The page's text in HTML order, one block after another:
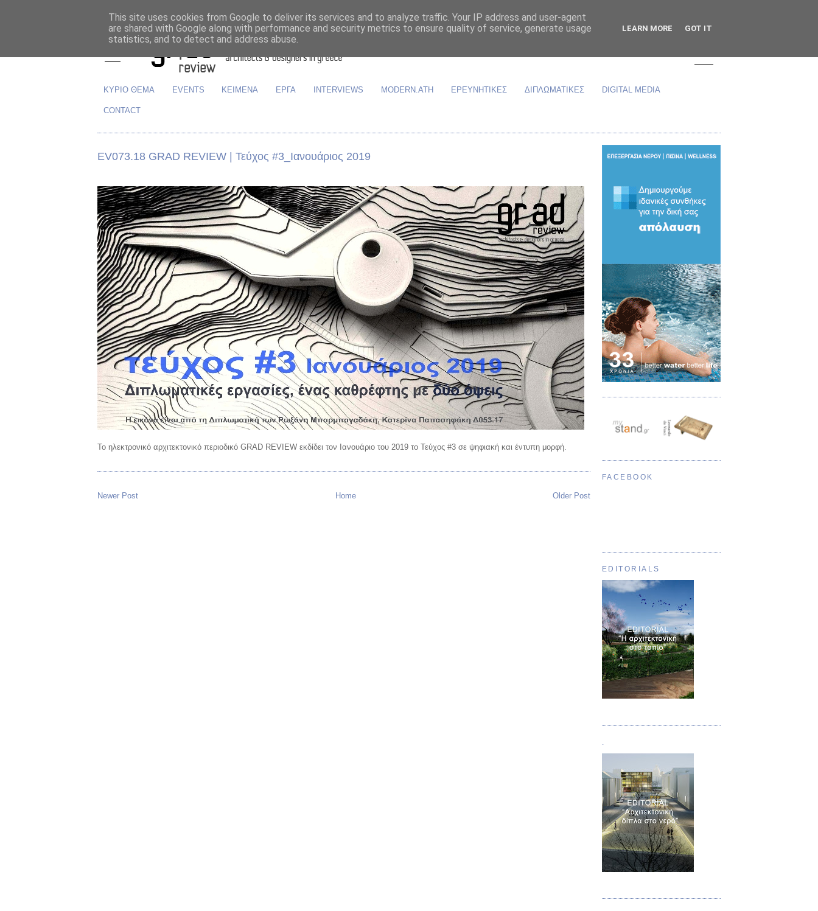
ΚΥΡΙΟ ΘΕΜΑ EVENTS ΚΕΙΜΕΝΑ ΕΡΓΑ INTERVIEWS MODERN.ATH ΕΡΕΥΝΗΤΙΚΕΣ ΔΙΠΛΩΜΑΤΙΚΕΣ DIGITAL MEDIA
CONTACT
EV073.18 GRAD REVIEW | Τεύχος #3_Ιανουάριος 2019
Το ηλεκτρονικό αρχιτεκτονικό περιοδικό GRAD REVIEW εκδίδει τον Ιανουάριο του 2019 το Τεύχος #3 σε ψηφιακή και έντυπη μορφή.
Newer Post Older Post
Home
FACEBOOK
EDITORIALS
.
This site uses cookies from Google to deliver its services and to analyze traffic. Your IP address and user-agent
are shared with Google along with performance and security metrics to ensure quality of service, generate usage
statistics, and to detect and address abuse.
LEARN MORE GOT IT